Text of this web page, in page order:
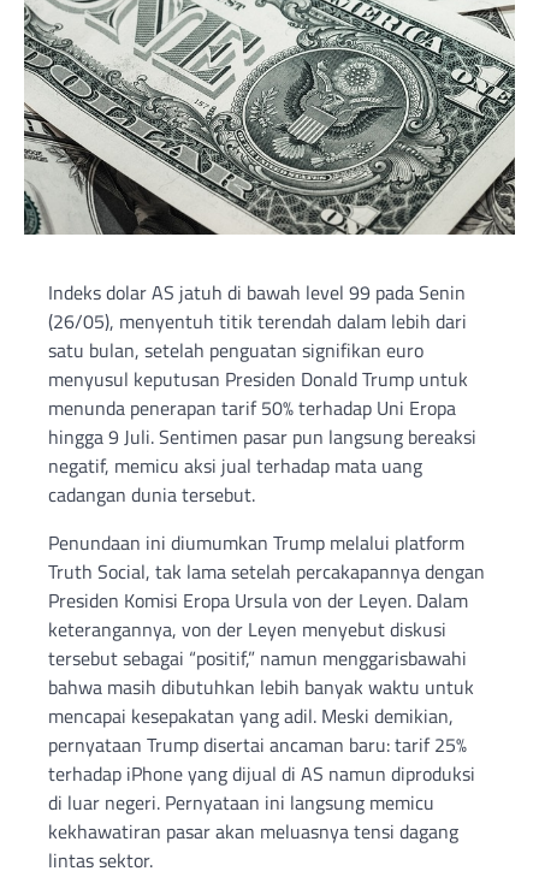
Indeks dolar AS jatuh di bawah level 99 pada Senin
(26/05), menyentuh titik terendah dalam lebih dari
satu bulan, setelah penguatan signifikan euro
menyusul keputusan Presiden Donald Trump untuk
menunda penerapan tarif 50% terhadap Uni Eropa
hingga 9 Juli. Sentimen pasar pun langsung bereaksi
negatif, memicu aksi jual terhadap mata uang
cadangan dunia tersebut.
Penundaan ini diumumkan Trump melalui platform
Truth Social, tak lama setelah percakapannya dengan
Presiden Komisi Eropa Ursula von der Leyen. Dalam
keterangannya, von der Leyen menyebut diskusi
tersebut sebagai “positif,” namun menggarisbawahi
bahwa masih dibutuhkan lebih banyak waktu untuk
mencapai kesepakatan yang adil. Meski demikian,
pernyataan Trump disertai ancaman baru: tarif 25%
terhadap iPhone yang dijual di AS namun diproduksi
di luar negeri. Pernyataan ini langsung memicu
kekhawatiran pasar akan meluasnya tensi dagang
lintas sektor.